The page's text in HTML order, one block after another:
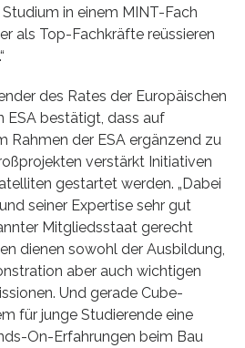
in einem MINT-Fach
als Top-Fachkräfte reüssieren
des Rates der Europäischen
ESA bestätigt, dass auf
Rahmen der ESA ergänzend zu
verstärkt Initiativen
gestartet werden. „Dabei
seiner Expertise sehr gut
Mitgliedsstaat gerecht
dienen sowohl der Ausbildung,
aber auch wichtigen
Und gerade Cube-
für junge Studierende eine
On-Erfahrungen beim Bau